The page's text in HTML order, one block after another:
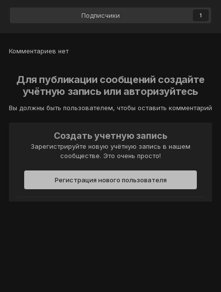
Подписчики 1
Комментариев нет
Для публикации сообщений создайте
учётную запись или авторизуйтесь
Вы должны быть пользователем, чтобы оставить комментарий
Создать учетную запись
Зарегистрируйте новую учётную запись в нашем
сообществе. Это очень просто!
Регистрация нового пользователя